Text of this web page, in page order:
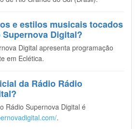
e estilos musicais tocados
Supernova Digital?
Digital apresenta programação
em Eclética.
da Rádio Rádio
Rádio Supernova Digital é
.